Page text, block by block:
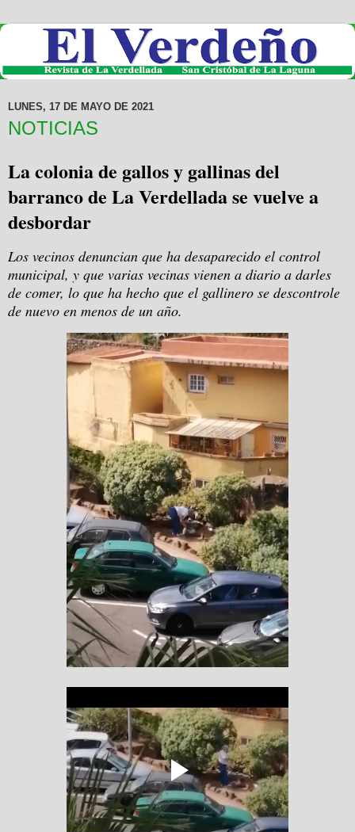
LUNES, 17 DE MAYO DE 2021
NOTICIAS
La colonia de gallos y gallinas del
barranco de La Verdellada se vuelve a
desbordar
Los vecinos denuncian que ha desaparecido el control
municipal, y que varias vecinas vienen a diario a darles
de comer, lo que ha hecho que el gallinero se descontrole
de nuevo en menos de un año.